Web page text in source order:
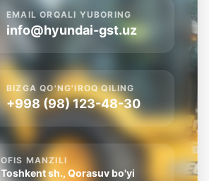
EMAIL ORQALI YUBORING
info@hyundai-gst.uz
BIZGA QO'NG'IROQ QILING
+998 (98) 123-48-30
OFIS MANZILI
Toshkent sh., Qorasuv bo'yi